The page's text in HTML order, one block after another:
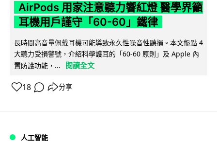
AirPods 用家注意聽力響紅燈 醫學界籲
耳機用戶謹守「60-60」鐵律
長時間高音量佩戴耳機可能導致永久性噪音性聽損。本文盤點 4
大聽力受損警號，介紹科學護耳的「60-60 原則」及 Apple 內
置防護功能，...
閱讀全文
18 分享
人工智能